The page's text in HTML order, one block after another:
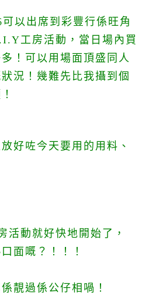
以出席到彩豐行係旺角
工房活動，當日場內買
！可以用場面頂盛同人
況！ 幾難先比我攝到個
好咗今天要用的用料、
動就好快地開始了，
面嘅？！！！
靚過係公仔相喎！